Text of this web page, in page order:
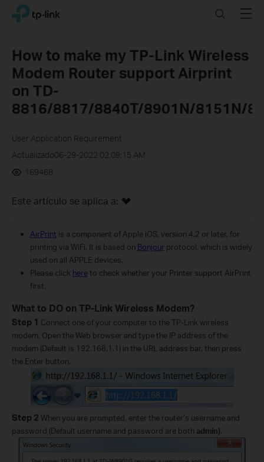
Click
navigation
TP-Link, Reliably Smart SearchMenu
How to make my TP-Link Wireless
Modem Router support Airprint
on TD-
8816/8817/8840T/8901N/8151N/
User Application Requirement
Actualizado06-29-2022 02:09:15 AM
169468
Este artículo se aplica a:
AirPrint is a component of Apple iOS, version 4.2 or later, for
printing via WiFi. It is based on Bonjour protocol, which is widely
used on all APPLE devices.
Please click hereto check whether your Printer support AirPrint
first.
What to DO on TP-Link Wireless Modem?
Step 1 Connect one of your computer to the TP-Link wireless
modem, Open the Web browser and type the IP address of the
modem (Default is 192.168.1.1) in the URL address bar, then press
the Enter button.
Step 2 When you are prompted, enter the router’s username and
password (Default username and password are both admin).